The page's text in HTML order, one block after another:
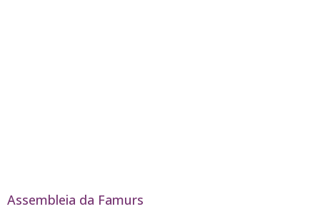
Assembleia da Famurs